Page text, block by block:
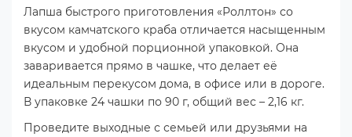
Лапша быстрого приготовления «Роллтон» со
вкусом камчатского краба отличается насыщенным
вкусом и удобной порционной упаковкой. Она
заваривается прямо в чашке, что делает её
идеальным перекусом дома, в офисе или в дороге.
В упаковке 24 чашки по 90 г, общий вес – 2,16 кг.
Проведите выходные с семьей или друзьями на